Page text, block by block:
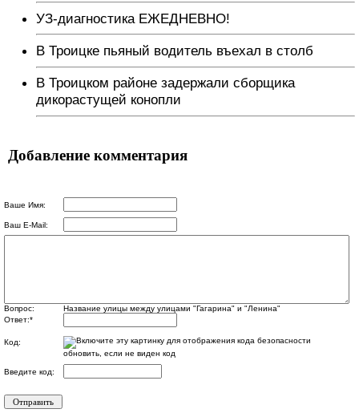
УЗ-диагностика ЕЖЕДНЕВНО!
В Троицке пьяный водитель въехал в столб
В Троицком районе задержали сборщика
дикорастущей конопли
Добавление комментария
Ваше Имя:
Ваш E-Mail:
Вопрос:
Название улицы между улицами "Гагарина" и "Ленина"
Ответ:*
Код:
обновить, если не виден код
Введите код: